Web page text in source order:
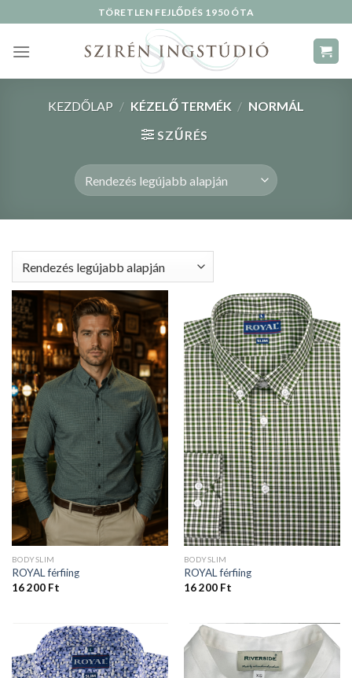
to
content
TÖRETLEN FEJLŐDÉS 1950 ÓTA
KEZDŐLAP / KÉZELŐ TERMÉK / NORMÁL
SZŰRÉS
BODYSLIM
ROYAL férfiing
16 200 Ft
BODYSLIM
ROYAL férfiing
16 200 Ft